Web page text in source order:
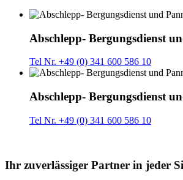
Abschlepp- Bergungsdienst
Tel Nr. +49 (0) 341 600 586 10
Abschlepp- Bergungsdienst
Tel Nr. +49 (0) 341 600 586 10
Ihr zuverlässiger Partner in jeder